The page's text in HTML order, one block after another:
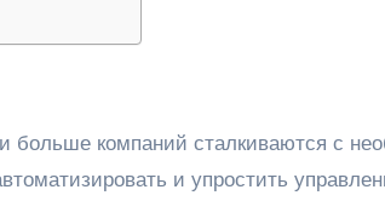
и упростить